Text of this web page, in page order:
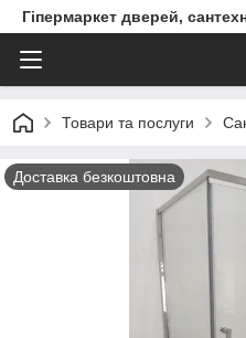
Гіпермаркет дверей,
Товари та послуги
Доставка безкоштовна